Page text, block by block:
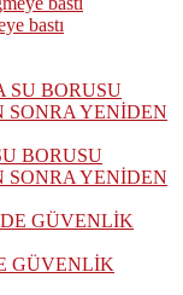
bastı
BORUSU
SONRA YENİDEN
GÜVENLİK